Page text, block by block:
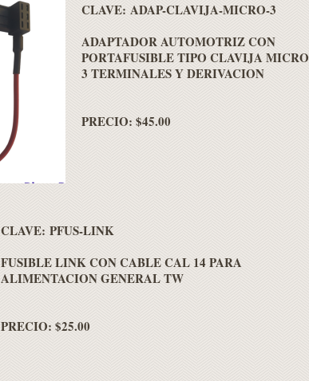
CLAVE: ADAP-CLAVIJA-MICRO-3
ADAPTADOR AUTOMOTRIZ CON
PORTAFUSIBLE TIPO CLAVIJA MICRO
3 TERMINALES Y DERIVACION
PRECIO: $45.00
CLAVE: PFUS-LINK
FUSIBLE LINK CON CABLE CAL 14 PARA
ALIMENTACION GENERAL TW
PRECIO: $25.00